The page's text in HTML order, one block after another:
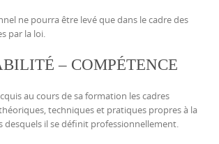
ne pourra être levé que dans le cadre des
par la loi.
– COMPÉTENCE
au cours de sa formation les cadres
techniques et pratiques propres à la
desquels il se définit professionnellement.